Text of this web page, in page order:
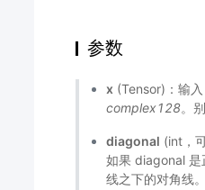
参数
x (Tensor)：输
complex128。
diagonal (int，
如果 diagonal 是
线之下的对角线